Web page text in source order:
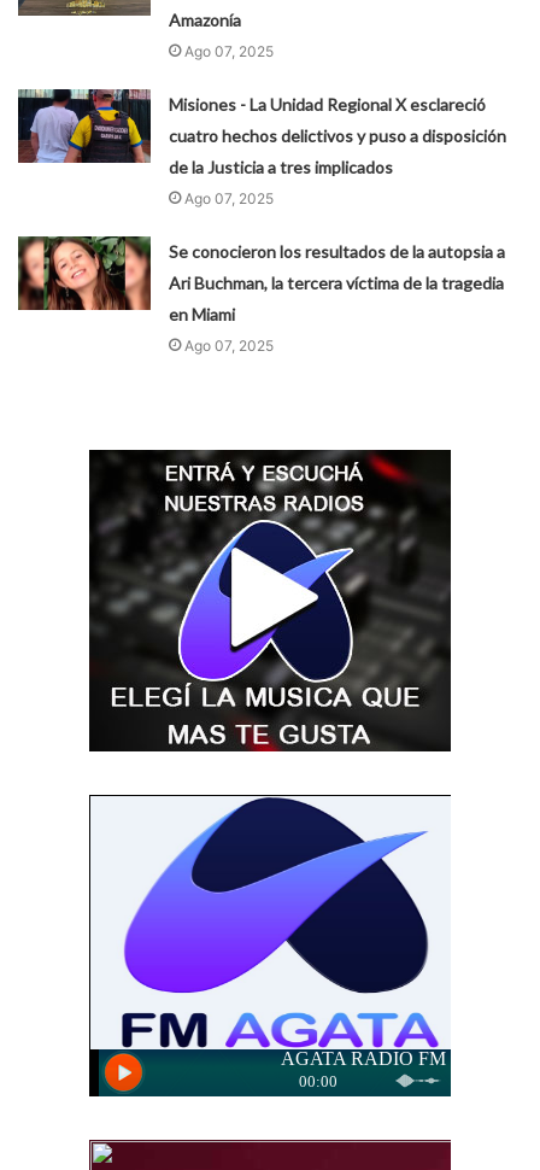
Amazonía
Ago 07, 2025
Misiones - La Unidad Regional X esclareció
cuatro hechos delictivos y puso a disposición
de la Justicia a tres implicados
Ago 07, 2025
Se conocieron los resultados de la autopsia a
Ari Buchman, la tercera víctima de la tragedia
en Miami
Ago 07, 2025